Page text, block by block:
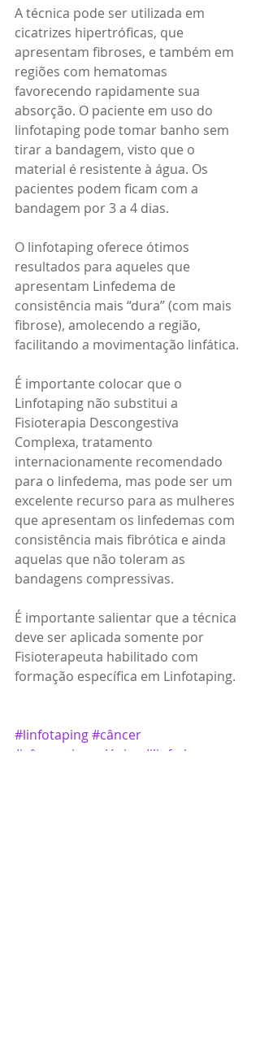
A técnica pode ser utilizada em
cicatrizes hipertróficas, que
apresentam fibroses, e também em
regiões com hematomas
favorecendo rapidamente sua
absorção. O paciente em uso do
linfotaping pode tomar banho sem
tirar a bandagem, visto que o
material é resistente à água. Os
pacientes podem ficam com a
bandagem por 3 a 4 dias.
O linfotaping oferece ótimos
resultados para aqueles que
apresentam Linfedema de
consistência mais “dura” (com mais
fibrose), amolecendo a região,
facilitando a movimentação linfática.
É importante colocar que o
Linfotaping não substitui a
Fisioterapia Descongestiva
Complexa, tratamento
internacionamente recomendado
para o linfedema, mas pode ser um
excelente recurso para as mulheres
que apresentam os linfedemas com
consistência mais fibrótica e ainda
aquelas que não toleram as
bandagens compressivas.
É importante salientar que a técnica
deve ser aplicada somente por
Fisioterapeuta habilitado com
formação específica em Linfotaping.
#linfotaping#câncer
#câncerginecológico
#linfedema